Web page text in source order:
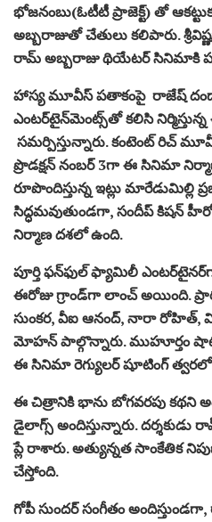
భోజనంబు(ఓటీటీ ప్రాజెక్ట్) తో
అబ్బరాజుతో చేతులు కలిపారు.
రామ్ అబ్బరాజు థియేటర్ సినిమాకి
హాస్య మూవీస్ పతాకంపై రాజేష్
ఎంటర్‌టైన్‌మెంట్స్‌తో కలిసి
సమర్పిస్తున్నారు. కంటెంట్ రిచ్
ప్రొడక్షన్ నంబర్ 3గా ఈ సినిమా
రూపొందిస్తున్న ఇట్లు మారేడుమిల్లి
సిద్ధమవుతుండగా, సందీప్ కిషన్
నిర్మాణ దశలో ఉంది.
పూర్తి ఫన్‌ఫుల్‌ ఫ్యామిలీ
ఈరోజు గ్రాండ్‌గా లాంచ్ అయింది.
సుంకర, వీఐ ఆనంద్, నారా రోహిత్,
మోహన్ పాల్గొన్నారు. ముహూర్తం
ఈ సినిమా రెగ్యులర్ షూటింగ్ త్వరలో
ఈ చిత్రానికి భాను బోగవరపు కథని
డైలాగ్స్‌ అందిస్తున్నారు. దర్శకుడు
ప్లే రాశారు. అత్యున్నత సాంకేతిక
చేస్తోంది.
గోపీ సుందర్ సంగీతం